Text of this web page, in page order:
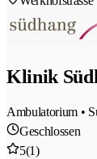
Klinik
Ambulatorium •
Geschlossen
5(1)